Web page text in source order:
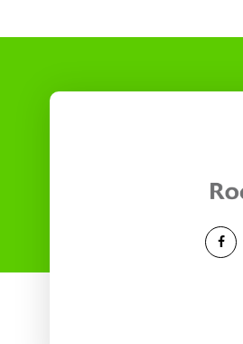
Lien